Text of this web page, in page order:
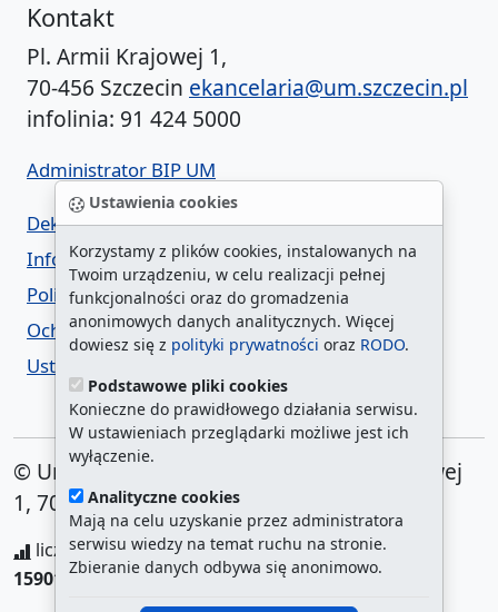
Ustawienia cookies
Korzystamy z plików cookies, instalowanych na
Twoim urządzeniu, w celu realizacji pełnej
funkcjonalności oraz do gromadzenia
anonimowych danych analitycznych. Więcej
dowiesz się z polityki prywatności oraz RODO.
Podstawowe pliki cookies
Konieczne do prawidłowego działania serwisu.
W ustawieniach przeglądarki możliwe jest ich
wyłączenie.
Analityczne cookies
Mają na celu uzyskanie przez administratora
serwisu wiedzy na temat ruchu na stronie.
Zbieranie danych odbywa się anonimowo.
Kontakt
Pl. Armii Krajowej 1,
70-456 Szczecin ekancelaria@um.szczecin.pl
infolinia: 91 424 5000
Administrator BIP UM
Deklaracja dostępności
Informacja o urzędzie w ETR
Polityka prywatności
Ochrona danych osobowych
Ustawienia cookies
© Urząd Miasta Szczecin. Plac Armii Krajowej
1, 70-456 Szczecin
liczba wyświetleń:208820885/ aktualna strona:
159014/najczęściej odwiedzane strony